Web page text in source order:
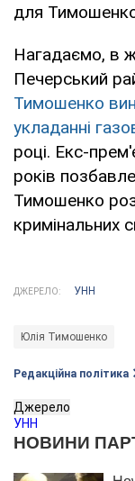
для
Нагадаємо, в
Печерський
Тимошенко
укладанні
році. Екс-
років
Тимошенко
кримінальних
ДЖЕРЕЛО: УНН
Юлія Тимошенко
Редакційна політика
Джерело
УНН